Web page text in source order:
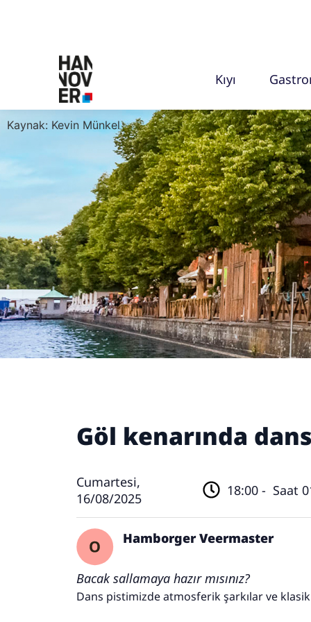
Kıyı
Kaynak: Kevin Münkel
Göl kenarında
Cumartesi,
16/08/2025
18:00 - Saat
Hamborger Veermaster
Bacak sallamaya hazır mısınız?
Dans pistimizde atmosferik şarkılar ve